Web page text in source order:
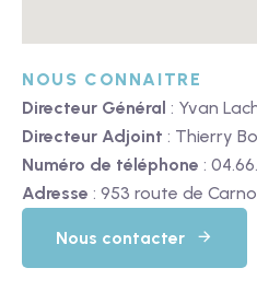
NOUS CONNAITRE
Directeur Général : Yvan
Directeur Adjoint : Thierry
Numéro de téléphone :
Adresse : 953 route de
Nous contacter